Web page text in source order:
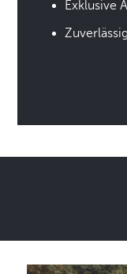
Exklusive